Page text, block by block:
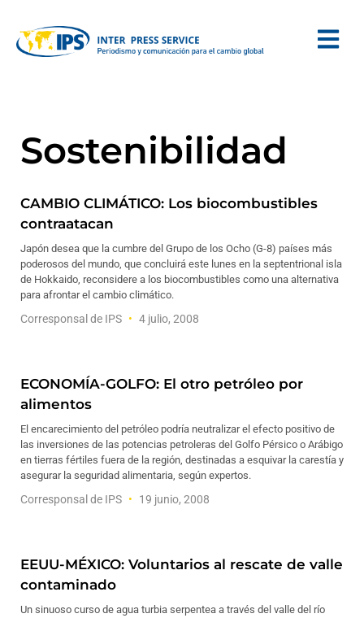
Sostenibilidad
CAMBIO CLIMÁTICO: Los biocombustibles
contraatacan
Japón desea que la cumbre del Grupo de los Ocho (G-8) países más
poderosos del mundo, que concluirá este lunes en la septentrional isla
de Hokkaido, reconsidere a los biocombustibles como una alternativa
para afrontar el cambio climático.
Corresponsal de IPS 4 julio, 2008
ECONOMÍA-GOLFO: El otro petróleo por
alimentos
El encarecimiento del petróleo podría neutralizar el efecto positivo de
las inversiones de las potencias petroleras del Golfo Pérsico o Arábigo
en tierras fértiles fuera de la región, destinadas a esquivar la carestía y
asegurar la seguridad alimentaria, según expertos.
Corresponsal de IPS 19 junio, 2008
EEUU-MÉXICO: Voluntarios al rescate de valle
contaminado
Un sinuoso curso de agua turbia serpentea a través del valle del río